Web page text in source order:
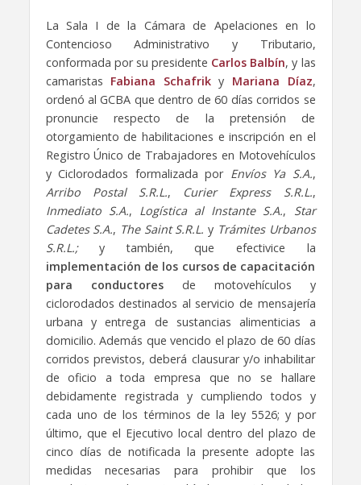
La Sala I de la Cámara de Apelaciones en lo
Contencioso Administrativo y Tributario,
conformada por su presidente Carlos Balbín, y las
camaristas Fabiana Schafriky Mariana Díaz,
ordenó al GCBA que dentro de 60 días corridos se
pronuncie respecto de la pretensión de
otorgamiento de habilitaciones e inscripción en el
RegistroÚnico de Trabajadores en Motovehículos
y Ciclorodados formalizada por Envíos Ya S.A.,
Arribo Postal S.R.L., Curier Express S.R.L.,
Inmediato S.A., Logística al Instante S.A., Star
Cadetes S.A., The Saint S.R.L. y Trámites Urbanos
S.R.L.;y también, que efectivice la
implementación de los cursos de capacitación
para conductoresde motovehículos y
ciclorodados destinados al servicio de mensajería
urbana y entrega de sustancias alimenticias a
domicilio. Además que vencido el plazo de 60 días
corridos previstos, deberá clausurar y/o inhabilitar
de oficio a toda empresa que no se hallare
debidamente registrada y cumpliendo todos y
cada uno de los términos de la ley 5526; y por
último, que el Ejecutivo local dentro del plazo de
cinco días de notificada la presente adopte las
medidas necesarias para prohibir que los